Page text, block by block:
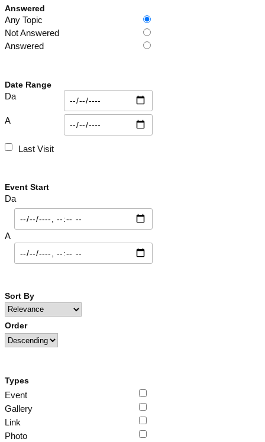
Answered
Any Topic
Not Answered
Answered
Date Range
Da
A
Last Visit
Event Start
Da
A
Sort By
Order
Types
Event
Gallery
Link
Photo